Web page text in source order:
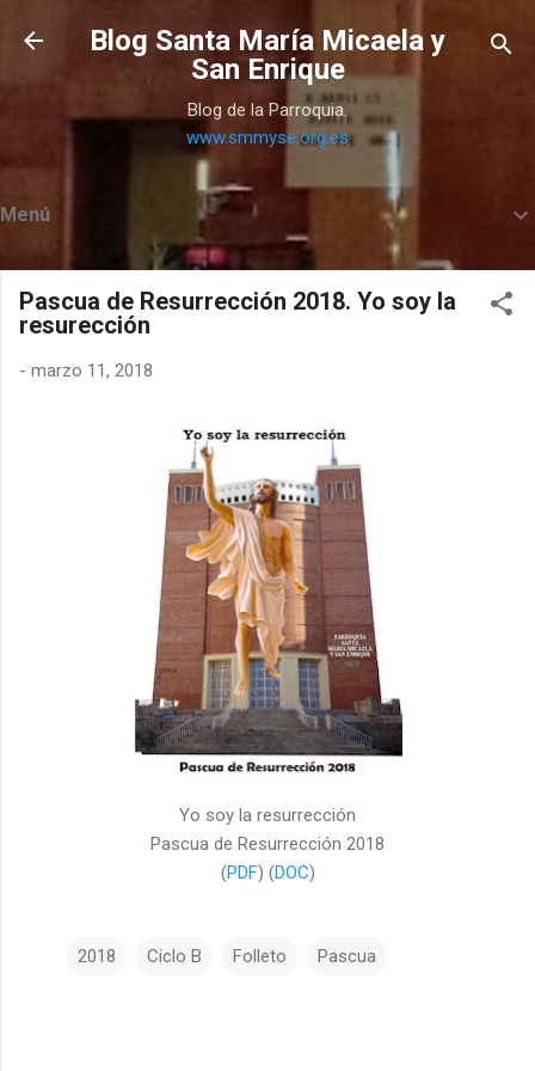
Ir al contenido principal
Blog Santa María Micaela y
San Enrique
Blog de la Parroquia.
www.smmyse.org.es
Menú
Pascua de Resurrección 2018. Yo soy la
resurección
- marzo 11, 2018
Yo soy la resurrección
Pascua de Resurrección 2018
(PDF) (DOC)
2018 Ciclo B Folleto Pascua